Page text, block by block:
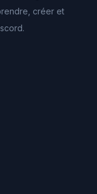
créer et